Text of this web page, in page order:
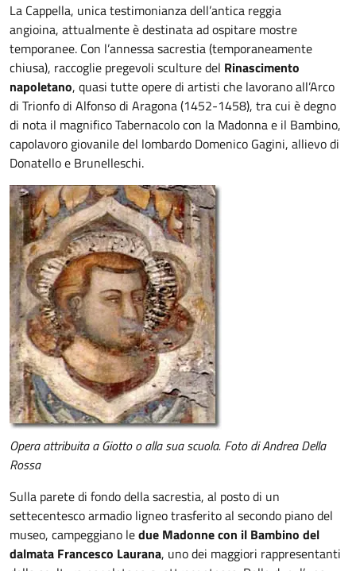
La Cappella, unica testimonianza dell’antica reggia
angioina, attualmente è destinata ad ospitare mostre
temporanee. Con l’annessa sacrestia (temporaneamente
chiusa), raccoglie pregevoli sculture del Rinascimento
napoletano, quasi tutte opere di artisti che lavorano all’Arco
di Trionfo di Alfonso di Aragona (1452-1458), tra cui è degno
di nota il magnifico Tabernacolo con la Madonna e il Bambino,
capolavoro giovanile del lombardo Domenico Gagini, allievo di
Donatello e Brunelleschi.
Opera attribuita a Giotto o alla sua scuola. Foto di Andrea Della
Rossa
Sulla parete di fondo della sacrestia, al posto di un
settecentesco armadio ligneo trasferito al secondo piano del
museo, campeggiano ledue Madonne con il Bambino del
dalmata Francesco Laurana, uno dei maggiori rappresentanti